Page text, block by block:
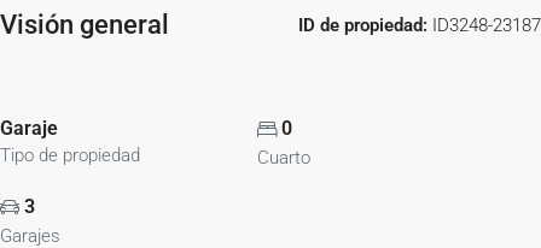
Visión general ID de propiedad: ID3248-23187
Garaje
Tipo de propiedad
0
Cuarto
3
Garajes